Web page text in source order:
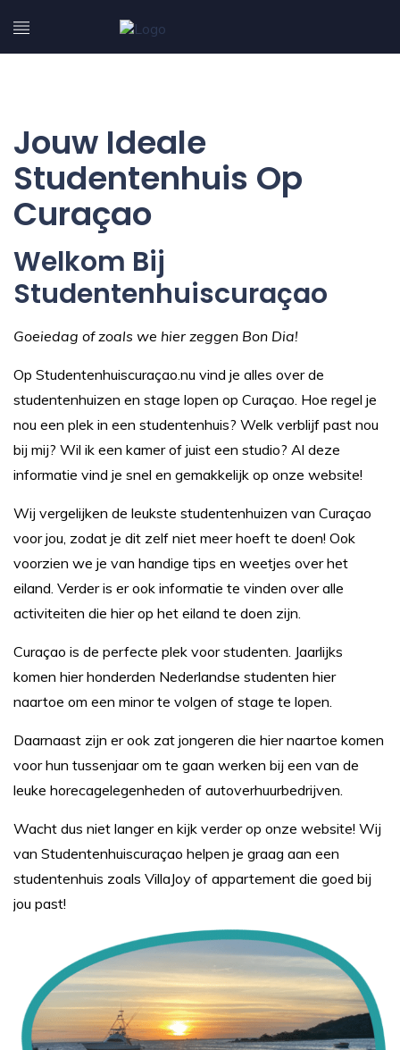
Jouw Ideale
Studentenhuis Op
Curaçao
Welkom Bij
Studentenhuiscuraçao
Goeiedag of zoals we hier zeggen Bon Dia!
Op Studentenhuiscuraçao.nu vind je alles over de
studentenhuizen en stage lopen op Curaçao. Hoe regel je
nou een plek in een studentenhuis? Welk verblijf past nou
bij mij? Wil ik een kamer of juist een studio? Al deze
informatie vind je snel en gemakkelijk op onze website!
Wij vergelijken de leukste studentenhuizen van Curaçao
voor jou, zodat je dit zelf niet meer hoeft te doen! Ook
voorzien we je van handige tips en weetjes over het
eiland. Verder is er ook informatie te vinden over alle
activiteiten die hier op het eiland te doen zijn.
Curaçao is de perfecte plek voor studenten. Jaarlijks
komen hier honderden Nederlandse studenten hier
naartoe om een minor te volgen of stage te lopen.
Daarnaast zijn er ook zat jongeren die hier naartoe komen
voor hun tussenjaar om te gaan werken bij een van de
leuke horecagelegenheden of autoverhuurbedrijven.
Wacht dus niet langer en kijk verder op onze website! Wij
van Studentenhuiscuraçao helpen je graag aan een
studentenhuis zoals VillaJoy of appartement die goed bij
jou past!